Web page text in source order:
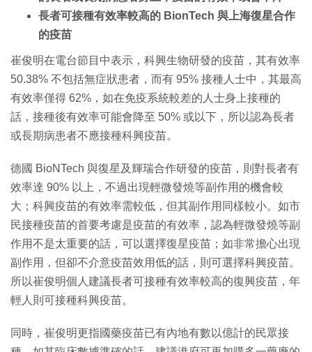
長者可接種有效率較高的 BionTech 與上海復星合作
的疫苗
崔俊明在電台節目中表示，科興生物研發的疫苗，其有效率
50.38% 不包括無症狀患者，而有 95% 接種人士中，其最高
有效率僅得 62%，如在免疫系統較差的人士身上接種的
話，接種後有效率可能會降至 50% 或以下，所以認為長者
或長期病患者不應接種科興疫苗。
德國 BioNTech 與復星及輝瑞合作研發的疫苗，則對長者有
效率達 90% 以上，不過出現輕微發燒等副作用的機會較
大；科興疫苗的有效率需較低，但其副作用同樣較小。如市
民接種疫苗的首要考慮是疫苗的有效率，認為輕微發燒等副
作用不是太重要的話，可以選擇復星疫苗；如非常擔心出現
副作用，但卻不介意疫苗效用低的話，則可選擇科興疫苗。
所以崔俊明個人建議長者可接種有效率較高的復興疫苗，年
輕人則可接種科興疫苗。
同時，崔俊明更指國藥疫苗已有內地有數以億計的民眾接